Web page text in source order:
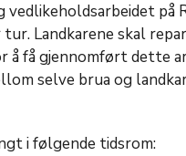
på
Landkarene skal
å få gjennomført dette
selve brua og
i følgende tidsrom: